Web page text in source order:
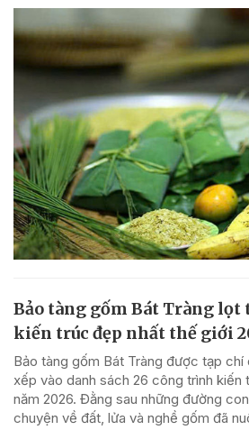
Bảo tàng gốm Bát Tràng
kiến trúc đẹp nhất thế giới
Bảo tàng gốm Bát Tràng được tạp chí
xếp vào danh sách 26 công trình kiến
năm 2026. Đằng sau những đường
chuyện về đất, lửa và nghề gốm đã